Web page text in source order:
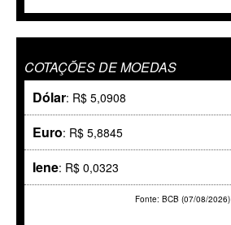
COTAÇÕES DE MOEDAS
Dólar: R$ 5,0908
Euro: R$ 5,8845
Iene: R$ 0,0323
Fonte: BCB (07/08/2026)